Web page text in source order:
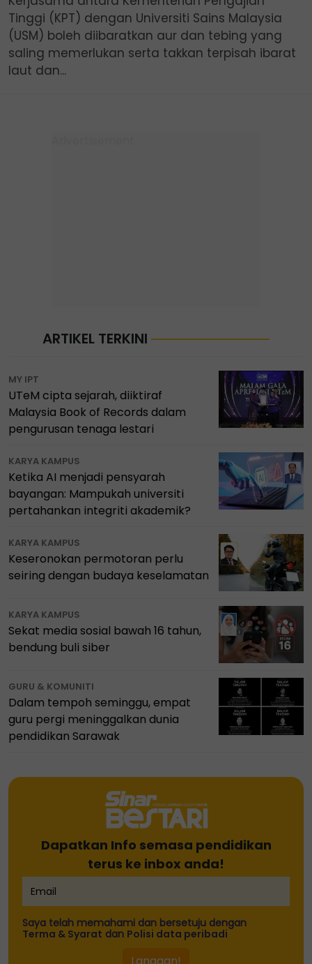
Tinggi (KPT) dengan Universiti Sains Malaysia
(USM) boleh diibaratkan aur dan tebing yang
saling memerlukan serta takkan terpisah ibarat
laut dan...
ARTIKEL TERKINI
MY IPT
UTeM cipta sejarah, diiktiraf
Malaysia Book of Records dalam
pengurusan tenaga lestari
KARYA KAMPUS
Ketika AI menjadi pensyarah
bayangan: Mampukah universiti
pertahankan integriti akademik?
KARYA KAMPUS
Keseronokan permotoran perlu
seiring dengan budaya keselamatan
KARYA KAMPUS
Sekat media sosial bawah 16 tahun,
bendung buli siber
GURU & KOMUNITI
Dalam tempoh seminggu, empat
guru pergi meninggalkan dunia
pendidikan Sarawak
Dapatkan Info semasa pendidikan
terus ke inbox anda!
Saya telah memahami dan bersetuju dengan
Terma & Syarat dan Polisi data peribadi